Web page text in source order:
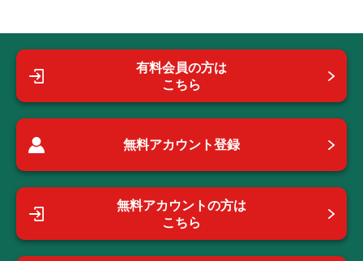
有料会員の方は
こちら
無料アカウント登録
無料アカウントの方は
こちら